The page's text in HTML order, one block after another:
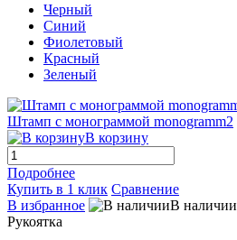
Черный
Синий
Фиолетовый
Красный
Зеленый
Штамп с монограммой monogramm2
В корзину
Подробнее
Купить в 1 клик Сравнение
В избранное
В наличии
Рукоятка